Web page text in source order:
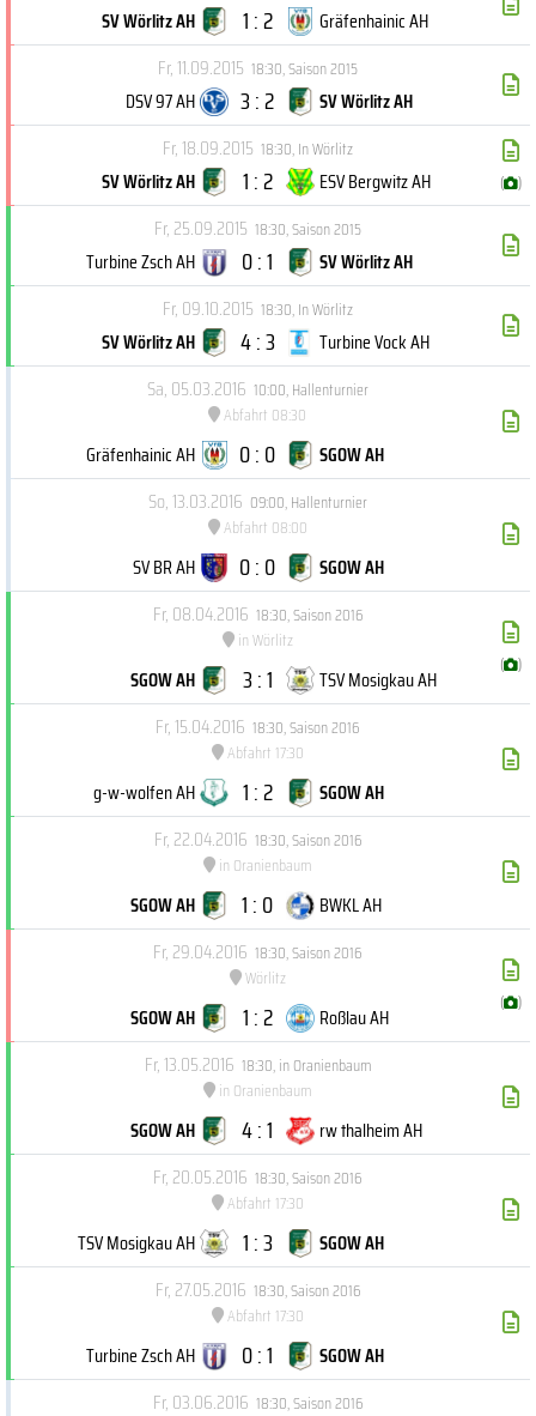
SV Wörlitz AH 1 : 2
Gräfenhainic AH
Fr, 11.09.2015 18:30,Saison 2015
DSV 97 AH 3 : 2
SV Wörlitz AH
Fr, 18.09.2015 18:30,In Wörlitz
SV Wörlitz AH 1 : 2 ESV Bergwitz AH ( )
Fr, 25.09.2015 18:30,Saison 2015
Turbine Zsch AH 0 : 1
SV Wörlitz AH
Fr, 09.10.2015 18:30,In Wörlitz
SV Wörlitz AH 4 : 3
Turbine Vock AH
Sa, 05.03.2016 10:00,Hallenturnier
Abfahrt 08:30
Gräfenhainic AH 0 : 0
SGOW AH
So, 13.03.2016 09:00,Hallenturnier
Abfahrt 08:00
SV BR AH 0 : 0
SGOW AH
Fr, 08.04.2016 18:30,Saison 2016
in Wörlitz
SGOW AH 3 : 1 TSV Mosigkau AH
( )
Fr, 15.04.2016 18:30,Saison 2016
Abfahrt 17:30
g-w-wolfen AH 1 : 2
SGOW AH
Fr, 22.04.2016 18:30,Saison 2016
in Oranienbaum
SGOW AH 1 : 0
BWKL AH
Fr, 29.04.2016 18:30,Saison 2016
Wörlitz
SGOW AH 1 : 2 Roßlau AH
( )
Fr, 13.05.2016 18:30,in Oranienbaum
in Oranienbaum
SGOW AH 4 : 1
rw thalheim AH
Fr, 20.05.2016 18:30,Saison 2016
Abfahrt 17:30
TSV Mosigkau AH 1 : 3
SGOW AH
Fr, 27.05.2016 18:30,Saison 2016
Abfahrt 17:30
Turbine Zsch AH 0 : 1
SGOW AH
Fr, 03.06.2016 18:30,Saison 2016